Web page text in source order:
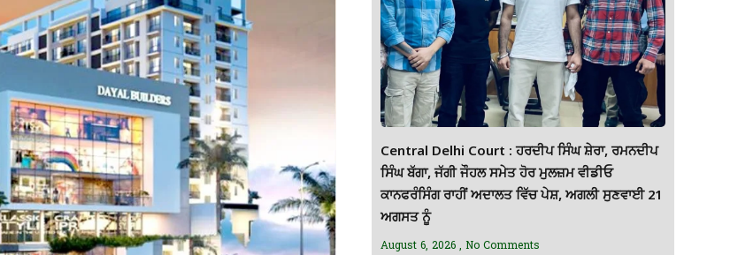
Central Delhi Court : ਹਰਦੀਪ ਸਿੰਘ ਸ਼ੇਰਾ, ਰਮਨਦੀਪ
ਸਿੰਘ ਬੱਗਾ, ਜੱਗੀ ਜੌਹਲ ਸਮੇਤ ਹੋਰ ਮੁਲਜ਼ਮ ਵੀਡੀਓ
ਕਾਨਫਰੰਸਿੰਗ ਰਾਹੀਂ ਅਦਾਲਤ ਵਿੱਚ ਪੇਸ਼, ਅਗਲੀ ਸੁਣਵਾਈ 21
ਅਗਸਤ ਨੂੰ
August 6, 2026 No Comments